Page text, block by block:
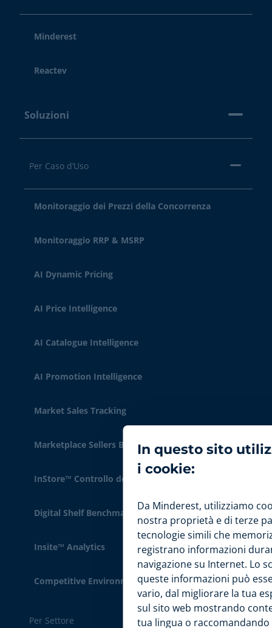
In questo sito
i cookie:
Da Minderest, utilizziamo
nostra proprietà e di terze
tecnologie simili che
registrano informazioni
navigazione su Internet. Lo
queste informazioni può
vario, dal migliorare la tua
sul sito web mostrando
tua lingua o
Minderest
Reactev
Soluzioni
Per Caso d’Uso
Monitoraggio dei Prezzi della Concorrenza
Monitoraggio RRP & MSRP
AI Dynamic Pricing
AI Price Intelligence
AI Catalogue Intelligence
AI Promotion Intelligence
Market Sales Tracking
Marketplace Sellers Benchmark
InStore™ Controllo dei Prezzi Fisici
Digital Shelf Benchmark
Insite™ Analytics
Competitive Environment
Per Settore